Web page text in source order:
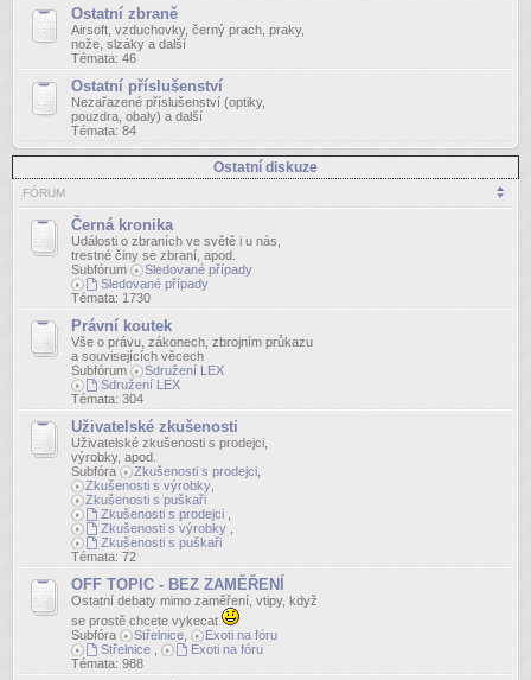
Ostatní zbraně
Airsoft, vzduchovky, černý prach, praky,
nože, slzáky a další
Témata: 46
Ostatní příslušenství
Nezařazené příslušenství (optiky,
pouzdra, obaly) a další
Témata: 84
Ostatní diskuze
FÓRUM
Černá kronika
Události o zbraních ve světě i u nás,
trestné činy se zbraní, apod.
Subfórum
Sledované případy
Sledované případy
Témata: 1730
Právní koutek
Vše o právu, zákonech, zbrojním průkazu
a souvisejících věcech
Subfórum
Sdružení LEX
Sdružení LEX
Témata: 304
Uživatelské zkušenosti
Uživatelské zkušenosti s prodejci,
výrobky, apod.
Subfóra
Zkušenosti s prodejci
Zkušenosti s výrobky
Zkušenosti s puškaři
Zkušenosti s prodejci,
Zkušenosti s výrobky,
Zkušenosti s puškaři
Témata: 72
OFF TOPIC - BEZ ZAMĚŘENÍ
Ostatní debaty mimo zaměření, vtipy, když
se prostě chcete vykecat
Subfóra
Střelnice
Exoti na fóru
Střelnice,
Exoti na fóru
Témata: 988